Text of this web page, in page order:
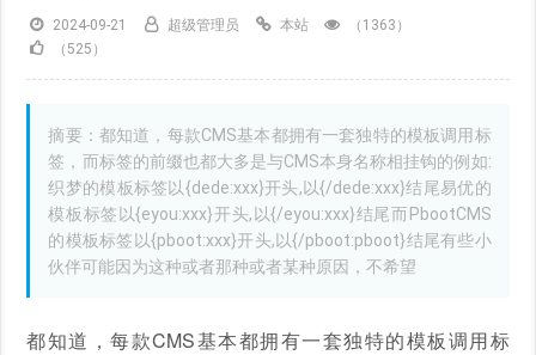
2024-09-21 超级管理员 本站
（1363）
（525）
摘要：都知道，每款CMS基本都拥有一套独特的模板调用标
签，而标签的前缀也都大多是与CMS本身名称相挂钩的例如:
织梦的模板标签以{dede:xxx}开头,以{/dede:xxx}结尾易优的
模板标签以{eyou:xxx}开头,以{/eyou:xxx}结尾而PbootCMS
的模板标签以{pboot:xxx}开头,以{/pboot:pboot}结尾有些小
伙伴可能因为这种或者那种或者某种原因，不希望
都知道，每款CMS基本都拥有一套独特的模板调用标